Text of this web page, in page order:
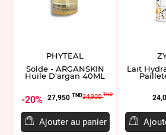
PHYTEAL
Solde - ARGANSKIN
Huile D'argan 40ML
20% Prix
27,950 TNDPrix
base
34,900TND
Ajouter au panier
Lait